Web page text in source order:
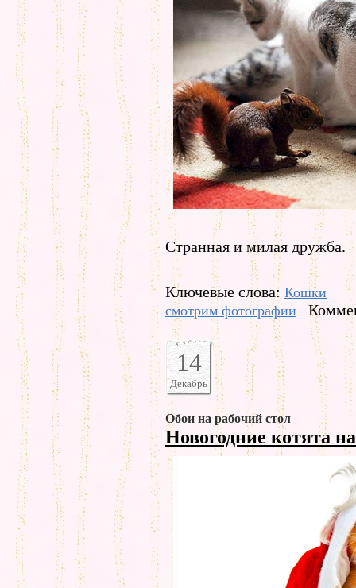
Странная и милая дружба.
Ключевые слова: Кошки
смотрим фотографии
14
Декабрь
Обои на рабочий стол
Новогодние котята